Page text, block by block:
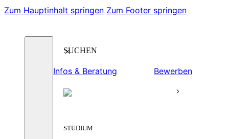
Zum Hauptinhalt springen Zum Footer springen
Suchen
Infos & Beratung
Bewerben
STUDIUM